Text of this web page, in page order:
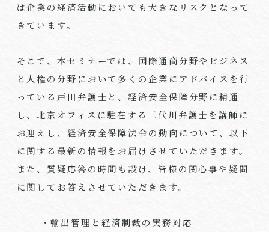
は企業の経済活動においても大きなリスクとなって
きています。
そこで、本セミナーでは、国際通商分野やビジネス
と人権の分野において多くの企業にアドバイスを行
っている戸田弁護士と、経済安全保障分野に精通
し、北京オフィスに駐在する三代川弁護士を講師に
お迎えし、経済安全保障法令の動向について、以下
に関する最新の情報をお届けさせていただきます。
また、質疑応答の時間も設け、皆様の関心事や疑問
に関してお答えさせていただきます。
・輸出管理と経済制裁の実務対応